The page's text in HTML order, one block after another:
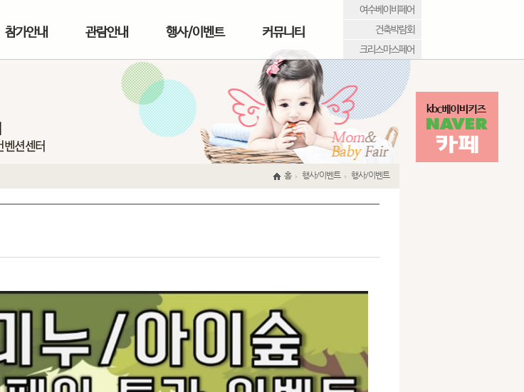
여수베이비페어
건축박람회
크리스마스페어
참가안내 관람안내 행사/이벤트 커뮤니티
홈 행사/이벤트 행사/이벤트